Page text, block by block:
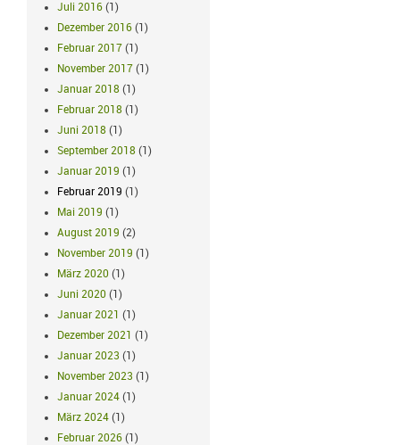
Juli 2016 (1)
Dezember 2016 (1)
Februar 2017 (1)
November 2017 (1)
Januar 2018 (1)
Februar 2018 (1)
Juni 2018 (1)
September 2018 (1)
Januar 2019 (1)
Februar 2019 (1)
Mai 2019 (1)
August 2019 (2)
November 2019 (1)
März 2020 (1)
Juni 2020 (1)
Januar 2021 (1)
Dezember 2021 (1)
Januar 2023 (1)
November 2023 (1)
Januar 2024 (1)
März 2024 (1)
Februar 2026 (1)